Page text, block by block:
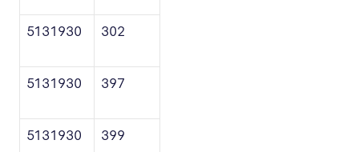
5131930 302
5131930 397
5131930 399